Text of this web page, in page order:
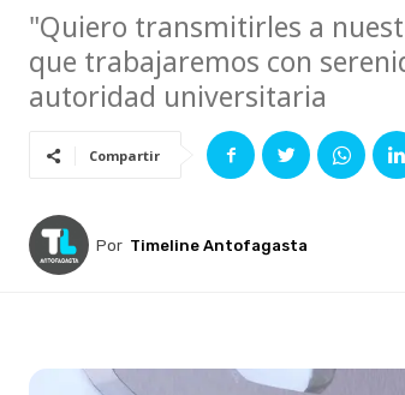
"Quiero transmitirles a
que trabajaremos con
autoridad universitaria
Compartir
Por Timeline Antofagasta